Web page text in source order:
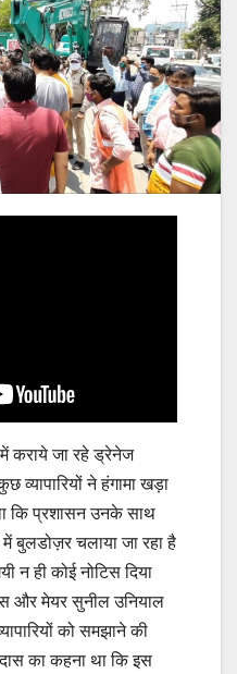
में कराये जा रहे ड्रेनेज
ने हंगामा खड़ा
कि प्रशासन उनके साथ
बुलडोज़र चलाया जा रहा है
न ही कोई नोटिस दिया
और मेयर सुनील उनियाल
को समझाने की
का कहना था कि इस